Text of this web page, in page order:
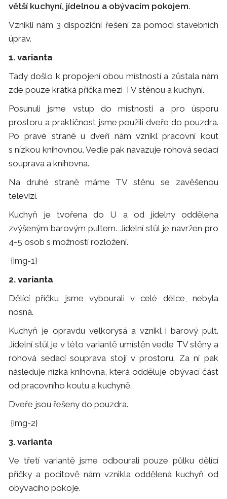
větší kuchyní, jídelnou a obývacím pokojem.
Vznikli nám 3 dispoziční řešení za pomoci stavebních
úprav.
1. varianta
Tady došlo k propojení obou místností a zůstala nám
zde pouze krátká příčka mezi TV stěnou a kuchyní.
Posunuli jsme vstup do místnosti a pro úsporu
prostoru a praktičnost jsme použili dveře do pouzdra.
Po pravé straně u dveří nám vznikl pracovní kout
s nízkou knihovnou. Vedle pak navazuje rohová sedací
souprava a knihovna.
Na druhé straně máme TV stěnu se zavěšenou
televizí.
Kuchyň je tvořena do U a od jídelny oddělena
zvýšeným barovým pultem. Jídelní stůl je navržen pro
4-5 osob s možností rozložení.
{img-1}
2. varianta
Dělící příčku jsme vybourali v celé délce, nebyla
nosná.
Kuchyň je opravdu velkorysá a vznikl i barový pult.
Jídelní stůl je v této variantě umístěn vedle TV stěny a
rohová sedací souprava stojí v prostoru. Za ní pak
následuje nízká knihovna, která odděluje obývací část
od pracovního koutu a kuchyně.
Dveře jsou řešeny do pouzdra.
{img-2}
3. varianta
Ve třetí variantě jsme odbourali pouze půlku dělící
příčky a pocitově nám vznikla oddělená kuchyň od
obývacího pokoje.